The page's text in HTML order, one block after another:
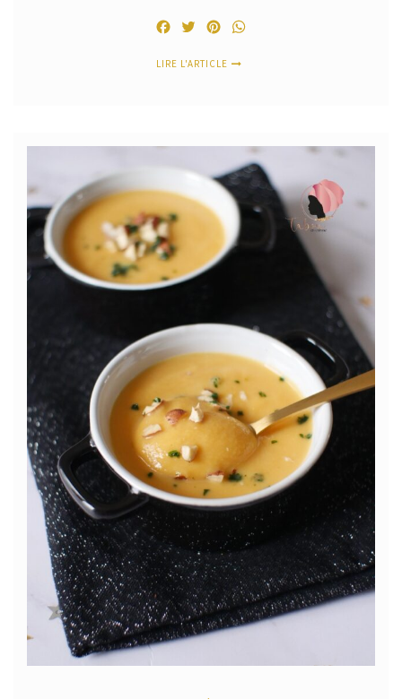
FacebookTwitterPinterest
LIRE L'ARTICLE